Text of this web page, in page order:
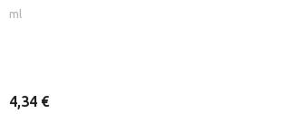
SLNEČNICOVÝ
ml
4,34 €